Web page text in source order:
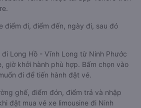
điểm đi, điểm đến, ngày đi, sau đó
Long Hồ - Vĩnh Long từ Ninh Phước
giờ khởi hành phù hợp. Bấm chọn vào
đi để tiến hành đặt vé.
ghế, điểm đón, điểm trả và nhập
đặt mua vé xe limousine đi Ninh